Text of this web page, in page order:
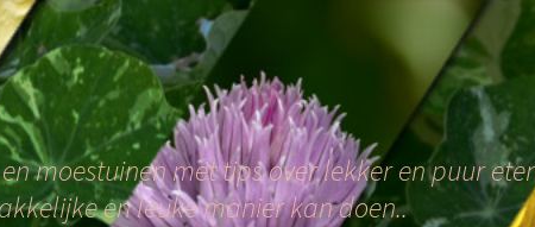
moestuinen met tips over lekker en puur
en leuke manier kan doen..